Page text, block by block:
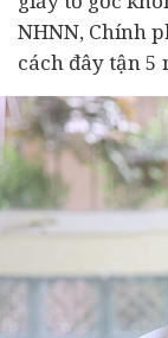
NHNN, Chính
cách đây tận 5